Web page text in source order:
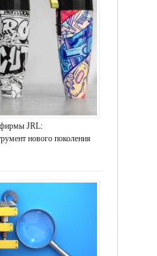
JRL:
нового поколения